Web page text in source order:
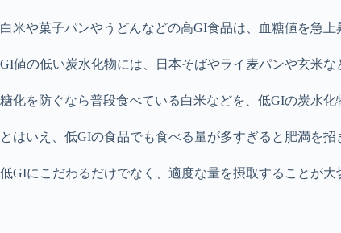
白米や菓子パンやうどんなどの高GI食品は、血糖値を急上
GI値の低い炭水化物には、日本そばやライ麦パンや玄米な
糖化を防ぐなら普段食べている白米などを、低GIの炭水化
とはいえ、低GIの食品でも食べる量が多すぎると肥満を招
低GIにこだわるだけでなく、適度な量を摂取することが大